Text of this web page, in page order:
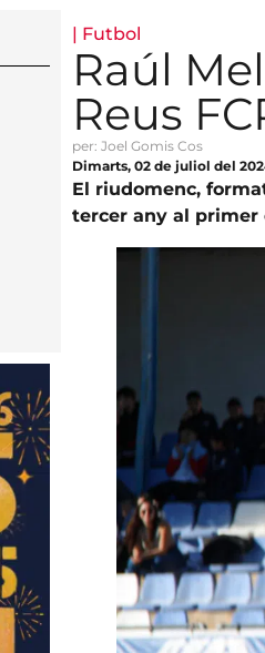
| Futbol
Raúl
Reus
per: Joel Gomis Cos
Dimarts, 02 de juliol del
El riudomenc,
tercer any al primer